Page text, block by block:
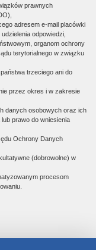
prawnych
adresem e-mail placówki
odpowiedzi,
organom ochrony
terytorialnego w związku
trzeciego ani do
przez okres i w zakresie
danych osobowych oraz ich
prawo do wniesienia
Ochrony Danych
(dobrowolne) w
procesom